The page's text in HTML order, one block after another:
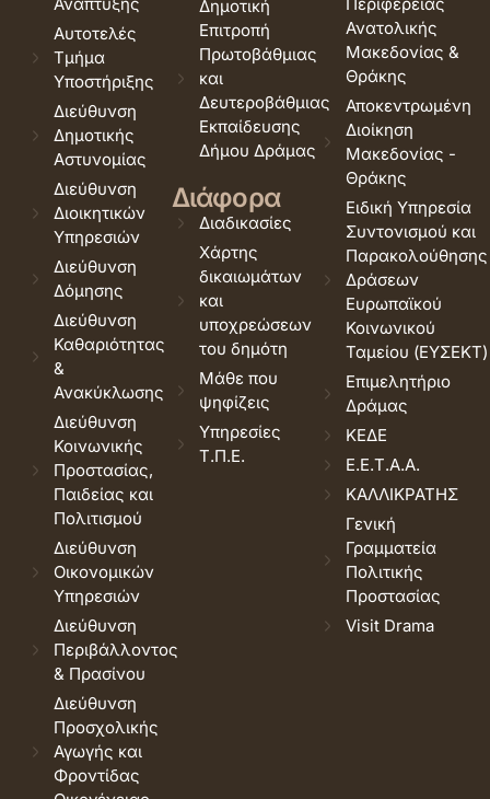
Αυτοτελές
Τμήμα
Υποστήριξης
Διεύθυνση
Δημοτικής
Αστυνομίας
Διεύθυνση
Διοικητικών
Υπηρεσιών
Διεύθυνση
Δόμησης
Διεύθυνση
Καθαριότητας
&
Ανακύκλωσης
Διεύθυνση
Κοινωνικής
Προστασίας,
Παιδείας και
Πολιτισμού
Διεύθυνση
Οικονομικών
Υπηρεσιών
Διεύθυνση
Περιβάλλοντος
& Πρασίνου
Διεύθυνση
Προσχολικής
Αγωγής και
Φροντίδας
Δημοτική
Επιτροπή
Πρωτοβάθμιας
και
Δευτεροβάθμιας
Εκπαίδευσης
Δήμου Δράμας
Διάφορα
Διαδικασίες
Χάρτης
δικαιωμάτων
και
υποχρεώσεων
του δημότη
Μάθε που
ψηφίζεις
Υπηρεσίες
Τ.Π.Ε.
Ανατολικής
Μακεδονίας &
Θράκης
Αποκεντρωμένη
Διοίκηση
Μακεδονίας -
Θράκης
Ειδική Υπηρεσία
Συντονισμού και
Παρακολούθησης
Δράσεων
Ευρωπαϊκού
Κοινωνικού
Ταμείου (ΕΥΣΕΚΤ)
Επιμελητήριο
Δράμας
ΚΕΔΕ
Ε.Ε.Τ.Α.Α.
ΚΑΛΛΙΚΡΑΤΗΣ
Γενική
Γραμματεία
Πολιτικής
Προστασίας
Visit Drama